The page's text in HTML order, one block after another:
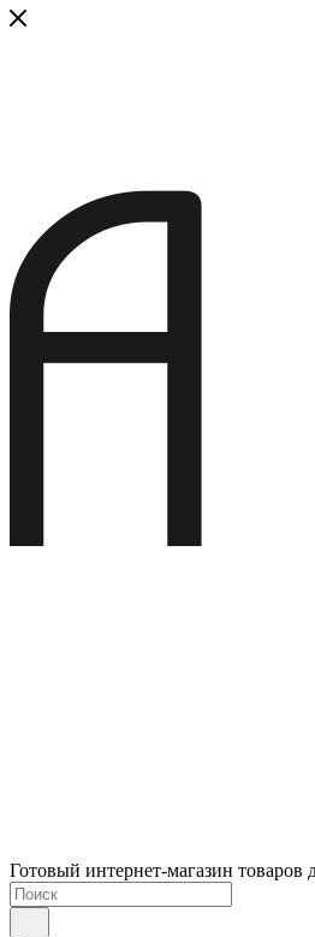
Готовый интернет-магазин товаров